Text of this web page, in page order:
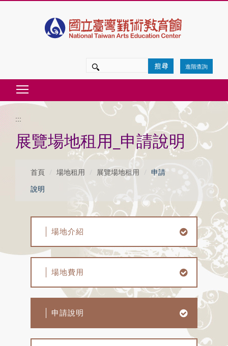
容
區
塊
進階查詢
:::
展覽場地租用_申請說明
首頁 場地租用 展覽場地租用
申請
說明
場地介紹
場地費用
申請說明